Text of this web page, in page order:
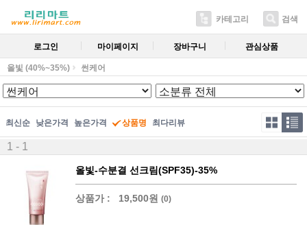
카테고리 검색
로그인 마이페이지 장바구니 관심상품
올빛 (40%~35%) 썬케어
최신순 낮은가격 높은가격 상품명 최다리뷰
1 - 1
올빛-수분결 선크림(SPF35)-35%
상품가 : 19,500원 (0)